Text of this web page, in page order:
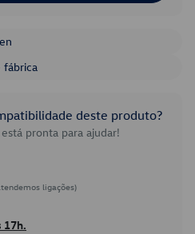
fábrica
deste produto?
pronta para ajudar!
ligações)
17h.